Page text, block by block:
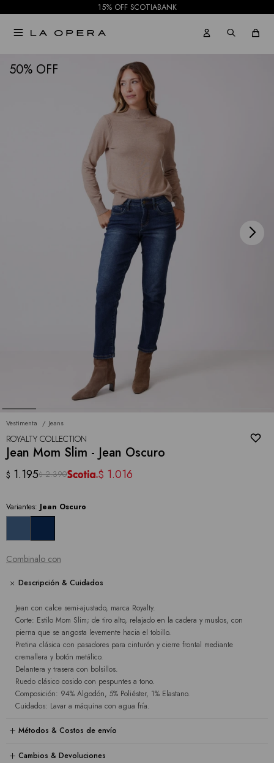
15% OFF SCOTIABANK

50
Vestimenta Jeans
ROYALTY COLLECTION
Jean Mom Slim - Jean Oscuro
$ 1.195$ 2.390 $ 1.016
Variantes: Jean Oscuro
Combinalo con
Descripción & Cuidados
Jean con calce semi-ajustado, marca Royalty.
Corte: Estilo Mom Slim; de tiro alto, relajado en la cadera y muslos, con
pierna que se angosta levemente hacia el tobillo.
Pretina clásica con pasadores para cinturón y cierre frontal mediante
cremallera y botón metálico.
Delantera y trasera con bolsillos.
Ruedo clásico cosido con pespuntes a tono.
Composición: 94% Algodón, 5% Poliéster, 1% Elastano.
Cuidados: Lavar a máquina con agua fría.
Métodos & Costos de envío
Cambios & Devoluciones
NOTIFICARME